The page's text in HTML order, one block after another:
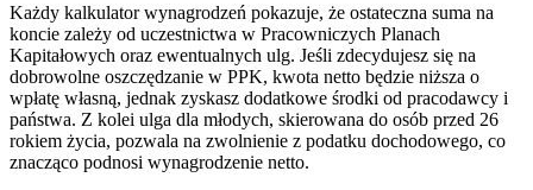
Każdy kalkulator wynagrodzeń pokazuje, że ostateczna suma na
koncie zależy od uczestnictwa w Pracowniczych Planach
Kapitałowych oraz ewentualnych ulg. Jeśli zdecydujesz się na
dobrowolne oszczędzanie w PPK, kwota netto będzie niższa o
wpłatę własną, jednak zyskasz dodatkowe środki od pracodawcy i
państwa. Z kolei ulga dla młodych, skierowana do osób przed 26
rokiem życia, pozwala na zwolnienie z podatku dochodowego, co
znacząco podnosi wynagrodzenie netto.